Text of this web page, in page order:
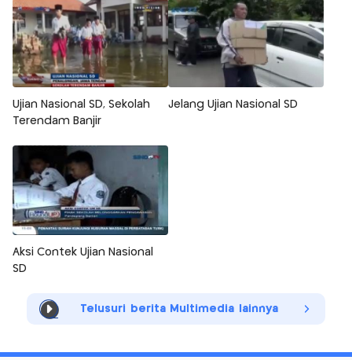
Ujian Nasional SD, Sekolah
Terendam Banjir
Jelang Ujian Nasional SD
Aksi Contek Ujian Nasional
SD
Telusuri berita Multimedia lainnya